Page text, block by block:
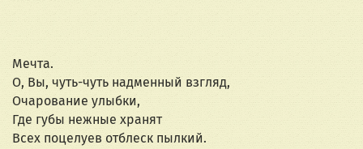
Мечта.
О, Вы, чуть-чуть надменный взгляд,
Очарование улыбки,
Где губы нежные хранят
Всех поцелуев отблеск пылкий.